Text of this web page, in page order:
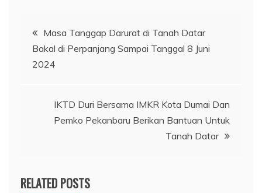
Navigasi
pos
Masa Tanggap Darurat di Tanah Datar
Bakal di Perpanjang Sampai Tanggal 8 Juni
2024
IKTD Duri Bersama IMKR Kota Dumai Dan
Pemko Pekanbaru Berikan Bantuan Untuk
Tanah Datar
RELATED POSTS